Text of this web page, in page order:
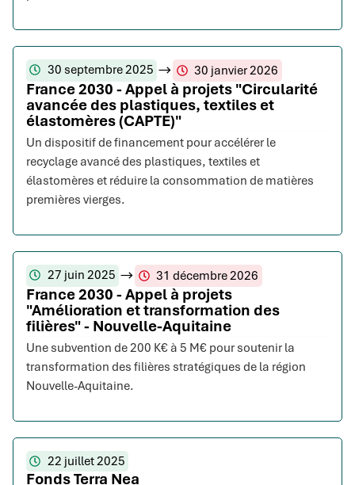
30 septembre 2025 30 janvier 2026
France 2030 - Appel à projets "Circularité
avancée des plastiques, textiles et
élastomères (CAPTE)"
Un dispositif de financement pour accélérer le
recyclage avancé des plastiques, textiles et
élastomères et réduire la consommation de matières
premières vierges.
27 juin 2025 31 décembre 2026
France 2030 - Appel à projets
"Amélioration et transformation des
filières" - Nouvelle-Aquitaine
Une subvention de 200 K€ à 5 M€ pour soutenir la
transformation des filières stratégiques de la région
Nouvelle-Aquitaine.
22 juillet 2025
Fonds Terra Nea